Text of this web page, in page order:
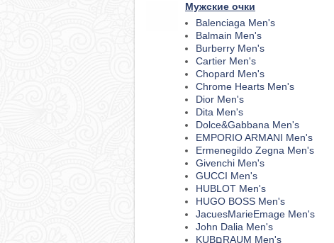
Мужские очки
Balenciaga Men's
Balmain Men's
Burberry Men's
Cartier Men's
Chopard Men's
Chrome Hearts Men's
Dior Men's
Dita Men's
Dolce&Gabbana Men's
EMPORIO ARMANI Men's
Ermenegildo Zegna Men's
Givenchi Men's
GUCCI Men's
HUBLOT Men's
HUGO BOSS Men's
JacuesMarieEmage Men's
John Dalia Men's
KUBםRAUM Men's